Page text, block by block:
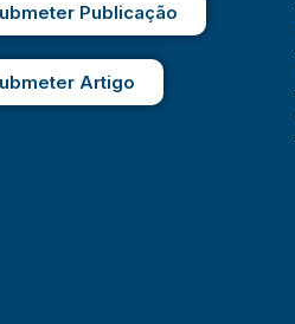
Publicação
Artigo